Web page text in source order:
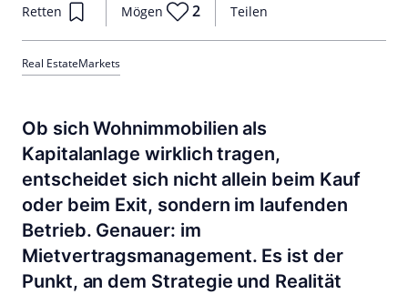
Teilen
Retten Mögen 2
Real EstateMarkets
Ob sich Wohnimmobilien als
Kapitalanlage wirklich tragen,
entscheidet sich nicht allein beim Kauf
oder beim Exit, sondern im laufenden
Betrieb. Genauer: im
Mietvertragsmanagement. Es ist der
Punkt, an dem Strategie und Realität